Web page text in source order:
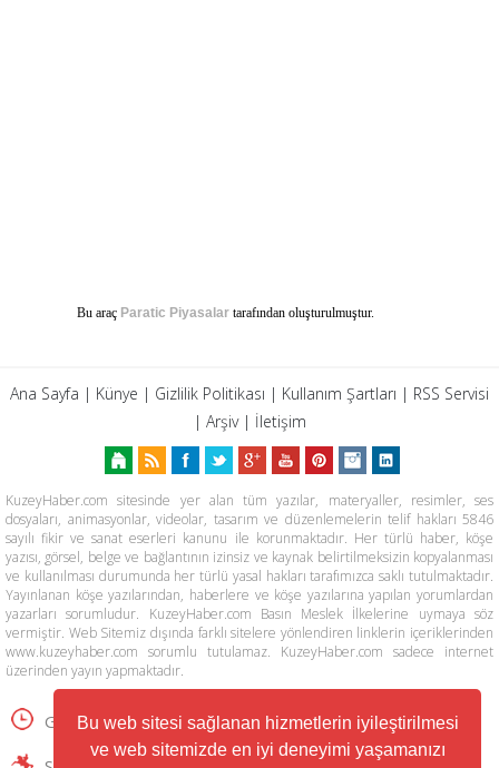
Bu web sitesi sağlanan hizmetlerin iyileştirilmesi
ve web sitemizde en iyi deneyimi yaşamanızı
Bu araç Paratic Piyasalar tarafından oluşturulmuştur.
Ana Sayfa | Künye | Gizlilik Politikası | Kullanım Şartları | RSS Servisi
| Arşiv| İletişim
KuzeyHaber.com sitesinde yer alan tüm yazılar, materyaller, resimler, ses
dosyaları, animasyonlar, videolar, tasarım ve düzenlemelerin telif hakları 5846
sayılı fikir ve sanat eserleri kanunu ile korunmaktadır. Her türlü haber, köşe
yazısı, görsel, belge ve bağlantının izinsiz ve kaynak belirtilmeksizin kopyalanması
ve kullanılması durumunda her türlü yasal hakları tarafımızca saklı tutulmaktadır.
Yayınlanan köşe yazılarından, haberlere ve köşe yazılarına yapılan yorumlardan
yazarları sorumludur. KuzeyHaber.com Basın Meslek İlkelerine uymaya söz
vermiştir. Web Sitemiz dışında farklı sitelere yönlendiren linklerin içeriklerinden
www.kuzeyhaber.com sorumlu tutulamaz. KuzeyHaber.com sadece internet
üzerinden yayın yapmaktadır.
Günün Haberleri
Manşet Haberler